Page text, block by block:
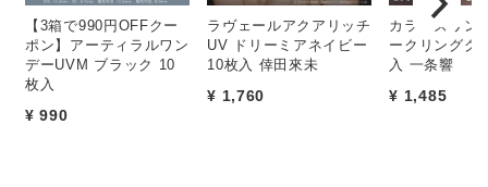
【3箱で990円OFFクー
ポン】アーティラルワン
デーUVM ブラック 10
枚入
¥ 990
ラヴェールアクアリッチ
UV ドリーミアネイビー
10枚入 倖田來未
¥ 1,760
カラーズワン
ークリンググ
入 一条響
¥ 1,485